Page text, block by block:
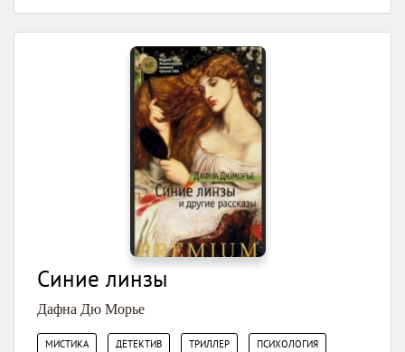
Синие линзы
Дафна Дю Морье
МИСТИКА ДЕТЕКТИВ ТРИЛЛЕР ПСИХОЛОГИЯ